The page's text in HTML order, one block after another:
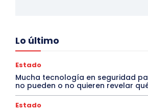
Lo último
Estado
Mucha tecnología en seguridad
no pueden o no quieren revelar
Estado